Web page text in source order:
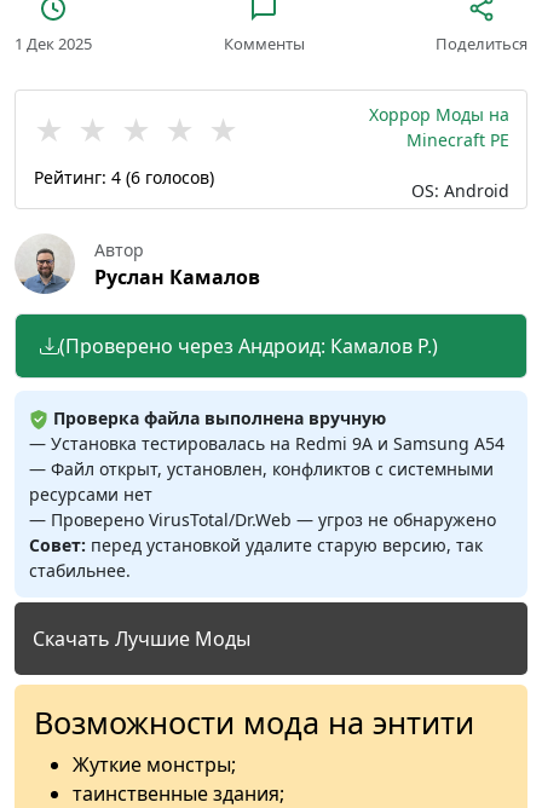
1 Дек 2025 Комменты Поделиться
★ ★ ★ ★ ★
Рейтинг: 4 (6 голосов)
Хоррор Моды на
Minecraft PE
OS: Android
Автор
Руслан Камалов
(Проверено через Андроид: Камалов Р.)
Проверка файла выполнена вручную
— Установка тестировалась на Redmi 9A и Samsung A54
— Файл открыт, установлен, конфликтов с системными
ресурсами нет
— Проверено VirusTotal/Dr.Web — угроз не обнаружено
Совет: перед установкой удалите старую версию, так
стабильнее.
Скачать Лучшие Моды
Возможности мода на энтити
Жуткие монстры;
таинственные здания;